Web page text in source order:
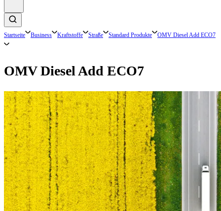
Startseite Business Kraftstoffe Straße Standard Produkte OMV Diesel Add ECO7
OMV Diesel Add ECO7